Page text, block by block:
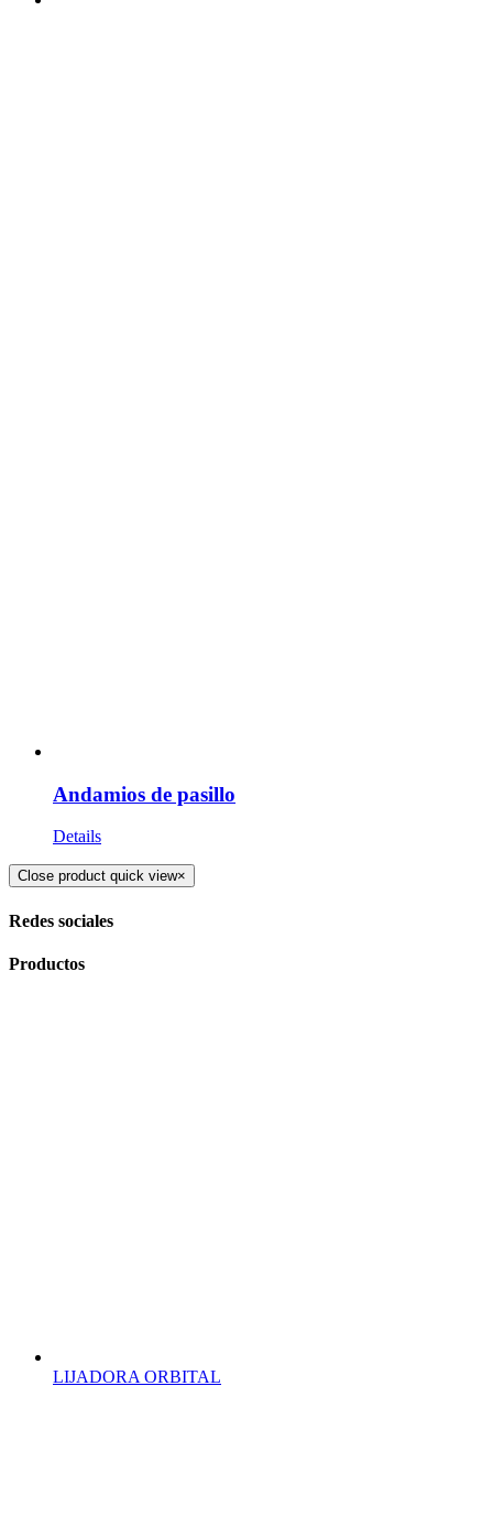
Andamios de pasillo
Details
Close product quick view×
Redes sociales
Productos
LIJADORA ORBITAL